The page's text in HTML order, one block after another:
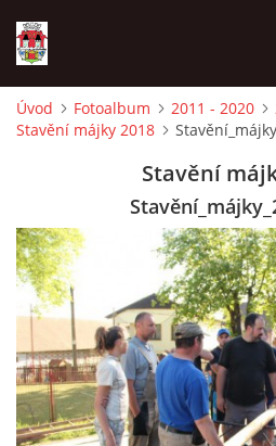
ÚVOD
HASIČI
VIDEA
Úvod Fotoalbum 2011 - 2020
Stavění májky 2018
Stavění